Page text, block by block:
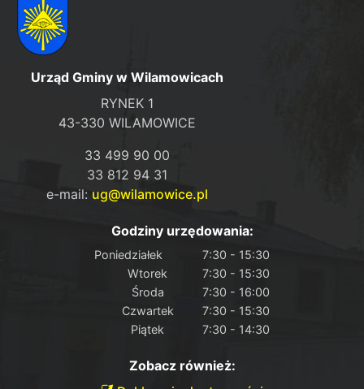
Urząd Gminy w Wilamowicach
RYNEK 1
43-330 WILAMOWICE
33 499 90 00
33 812 94 31
e-mail: ug@wilamowice.pl
Godziny urzędowania:
Poniedziałek
7:30 - 15:30
Wtorek
7:30 - 15:30
Środa
7:30 - 16:00
Czwartek
7:30 - 15:30
Piątek
7:30 - 14:30
Zobacz również: